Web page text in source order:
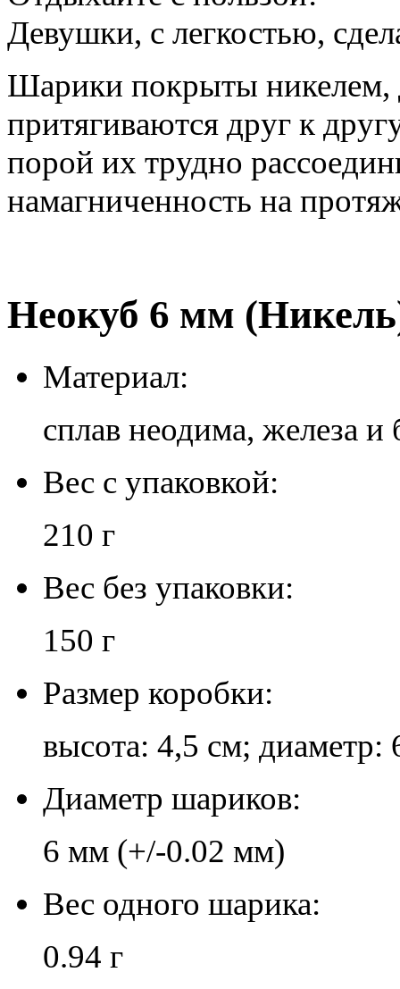
Девушки, с легкостью,
Шарики покрыты никелем,
притягиваются друг к
порой их трудно
намагниченность на
Неокуб 6 мм
Материал:
сплав неодима, железа и
Вес с упаковкой:
210 г
Вес без упаковки:
150 г
Размер коробки:
высота: 4,5 см; диаметр:
Диаметр шариков:
6 мм (+/-0.02 мм)
Вес одного шарика:
0.94 г